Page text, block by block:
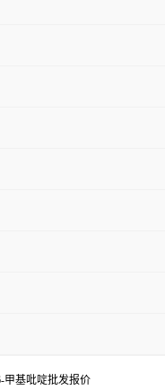
甲基吡啶批发报价